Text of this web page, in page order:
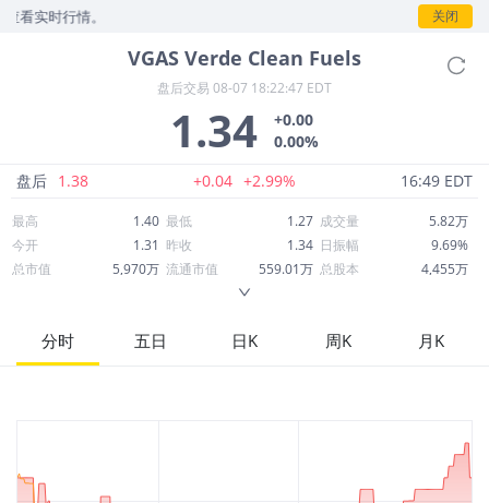
实时行情。 关闭
VGAS Verde Clean Fuels
盘后交易 08-07 18:22:47 EDT
1.34
+0.00
0.00%
盘后 1.38 +0.04 +2.99% 16:49 EDT
最高 1.40 最低 1.27 成交量
5.82万
今开
1.31 昨收 1.34 日振幅
9.69%
总市值
5,970万 流通市值 559.01万 总股本
4,455万
52周最高
3.39 市盈率
-3.81
股息
分时 五日 日K 周K 月K